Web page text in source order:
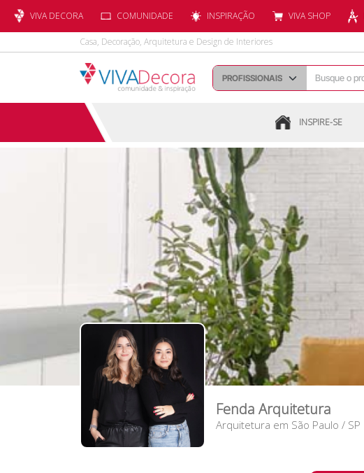
VIVA DECORA COMUNIDADE INSPIRAÇÃO VIVA SHOP
Casa, Decoração, Arquitetura e Design de Interiores
INSPIRE-SE
Fenda Arquitetura
Arquitetura em São Paulo / SP